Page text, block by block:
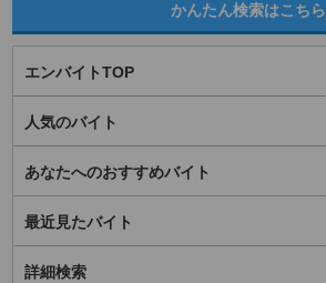
かんたん検索はこちら
エンバイトTOP
人気のバイト
あなたへのおすすめバイト
最近見たバイト
詳細検索